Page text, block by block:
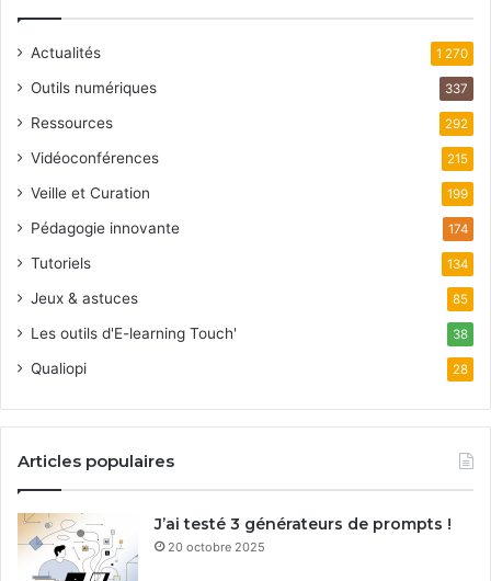
Actualités 1 270
Outils numériques 337
Ressources 292
Vidéoconférences 215
Veille et Curation 199
Pédagogie innovante 174
Tutoriels 134
Jeux & astuces 85
Les outils d'E-learning Touch' 38
Qualiopi 28
Articles populaires
J’ai testé 3 générateurs de prompts !
20 octobre 2025